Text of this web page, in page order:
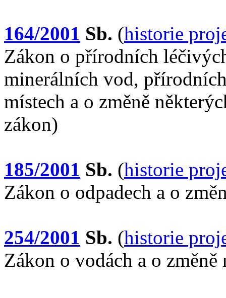
164/2001 Sb. (historie
Zákon o přírodních
minerálních vod,
místech a o změně
zákon)
185/2001 Sb. (historie
Zákon o odpadech a o
254/2001 Sb. (historie
Zákon o vodách a o